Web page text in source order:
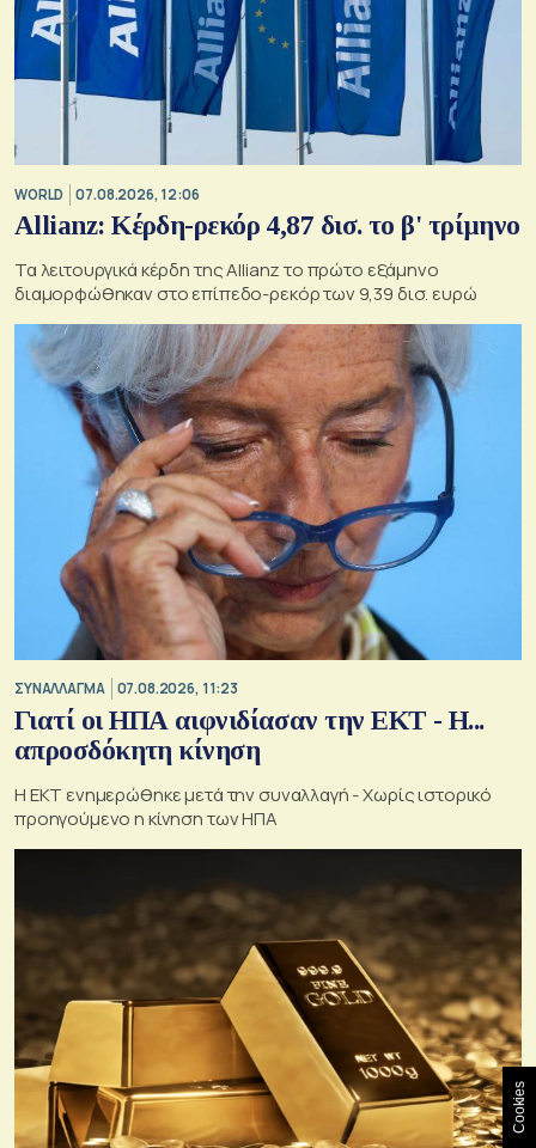
WORLD 07.08.2026, 12:06
Allianz: Κέρδη-ρεκόρ 4,87 δισ. το β' τρίμηνο
Τα λειτουργικά κέρδη της Allianz το πρώτο εξάμηνο
διαμορφώθηκαν στο επίπεδο-ρεκόρ των 9,39 δισ. ευρώ
ΣΥΝΑΛΛΑΓΜΑ 07.08.2026, 11:23
Γιατί οι ΗΠΑ αιφνιδίασαν την ΕΚΤ - Η...
απροσδόκητη κίνηση
Η ΕΚΤ ενημερώθηκε μετά την συναλλαγή - Χωρίς ιστορικό
προηγούμενο η κίνηση των ΗΠΑ
Cookies